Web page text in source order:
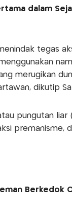
dalam
tegas
merugikan
dikutip
pungutan liar
premanisme,
Berkedok